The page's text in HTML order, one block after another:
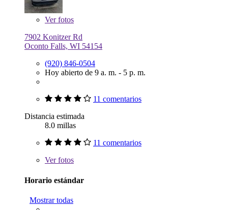
Verfotos
7902 Konitzer Rd
Oconto Falls, WI 54154
(920) 846-0504
Hoy abierto de 9 a. m. - 5 p. m.
11 comentarios
Distancia estimada
8.0 millas
11 comentarios
Verfotos
Horario estándar
Mostrar todas